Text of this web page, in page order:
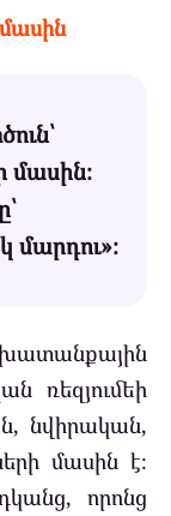
ռեզյումեի
նվիրական,
մասին է։
որոնց